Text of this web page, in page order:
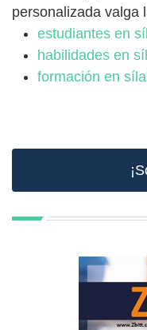
personalizada valga
estudiantes en
habilidades en
formación en